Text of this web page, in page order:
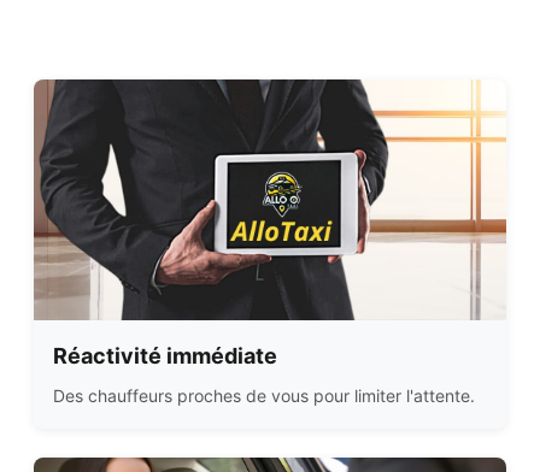
Réactivité immédiate
Des chauffeurs proches de vous pour limiter l'attente.